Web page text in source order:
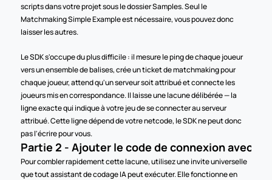
scripts dans votre projet sous le dossier Samples. Seul le
Matchmaking Simple Example est nécessaire, vous pouvez donc
laisser les autres.
Le SDK s'occupe du plus difficile : il mesure le ping de chaque joueur
vers un ensemble de balises, crée un ticket de matchmaking pour
chaque joueur, attend qu'un serveur soit attribué et connecte les
joueurs mis en correspondance. Il laisse une lacune délibérée — la
ligne exacte qui indique à votre jeu de se connecter au serveur
attribué. Cette ligne dépend de votre netcode, le SDK ne peut donc
pas l'écrire pour vous.
Partie 2 - Ajouter le code de connexion avec
Pour combler rapidement cette lacune, utilisez une invite universelle
que tout assistant de codage IA peut exécuter. Elle fonctionne en